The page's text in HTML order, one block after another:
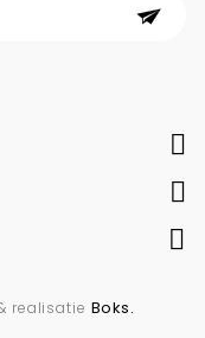
realisatie Boks.